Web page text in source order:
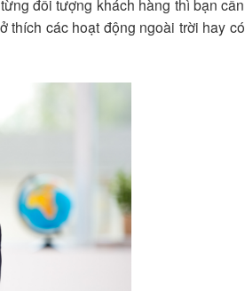
đối tượng khách hàng thì bạn cần
thích các hoạt động ngoài trời hay có